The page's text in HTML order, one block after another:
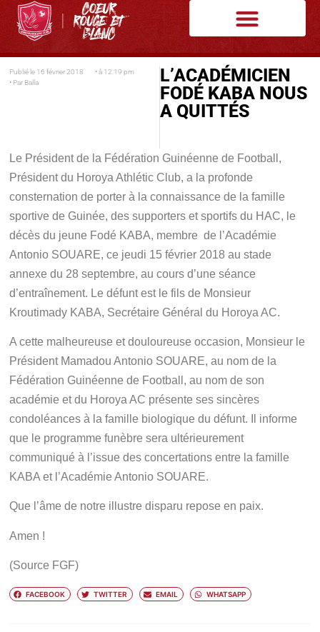
Publié le 16 février 2018 • à 12:19 pm
• Par Balla
L’ACADÉMICIEN
FODÉ KABA NOUS
A QUITTÉS
Le Président de la Fédération Guinéenne de Football,
Président du Horoya Athlétic Club, a la profonde
consternation de porter à la connaissance de la famille
sportive de Guinée, des supporters et sportifs du HAC, le
décès du jeune Fodé KABA, membre de l’Académie
Antonio SOUARE, ce jeudi 15 février 2018 au stade
annexe du 28 septembre, au cours d’une séance
d’entraînement. Le défunt est le fils de Monsieur
Kroutimady KABA, Secrétaire Général du Horoya AC.
A cette malheureuse et douloureuse occasion, Monsieur le
Président Mamadou Antonio SOUARE, au nom de la
Fédération Guinéenne de Football, au nom de son
académie et du Horoya AC présente ses sincères
condoléances à la famille biologique du défunt. Il informe
que le programme funèbre sera ultérieurement
communiqué à l’issue des concertations entre la famille
KABA et l’Académie Antonio SOUARE.
Que l’âme de notre illustre disparu repose en paix.
Amen !
(Source FGF)
FACEBOOK TWITTER EMAIL WHATSAPP